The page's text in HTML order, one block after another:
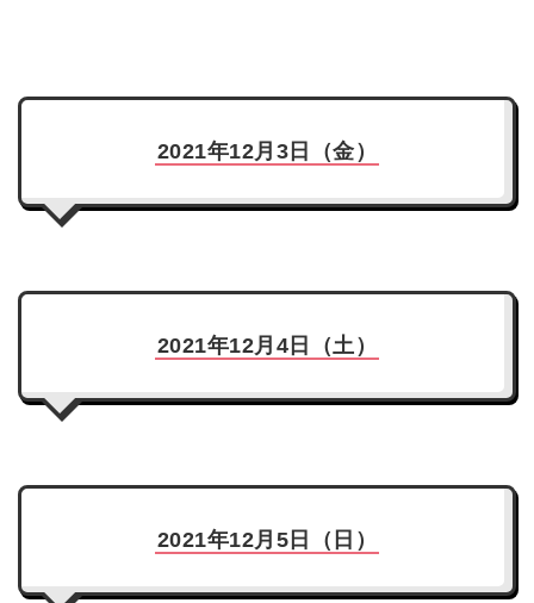
2021年12月3日（金）
2021年12月4日（土）
2021年12月5日（日）